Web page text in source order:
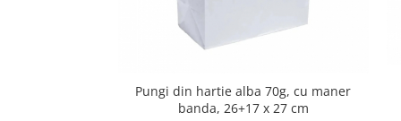
Pungi din hartie alba 70g, cu maner
banda, 26+17 x 27 cm